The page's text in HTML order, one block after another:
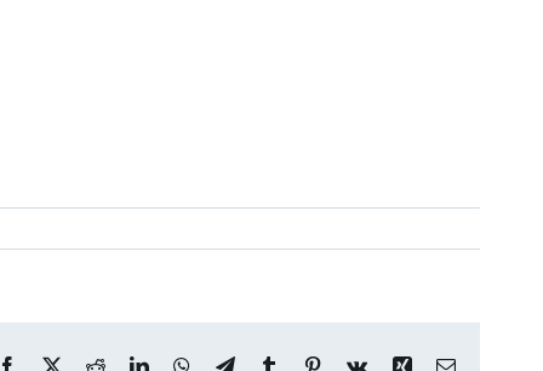
Facebook
X RedditLinkedInWhatsApp
TelegramTumblr Pinterest
Vk Xing Correo